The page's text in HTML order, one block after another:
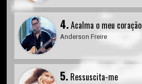
4.Acalma o meu coração
Anderson Freire
5. Ressuscita-me